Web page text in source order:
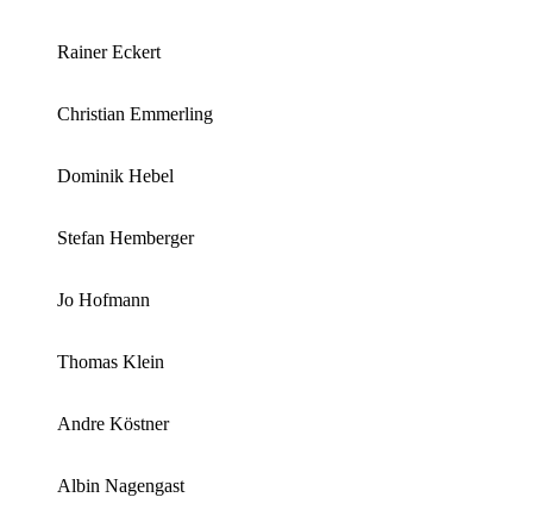
Rainer Eckert
Christian Emmerling
Dominik Hebel
Stefan Hemberger
Jo Hofmann
Thomas Klein
Andre Köstner
Albin Nagengast